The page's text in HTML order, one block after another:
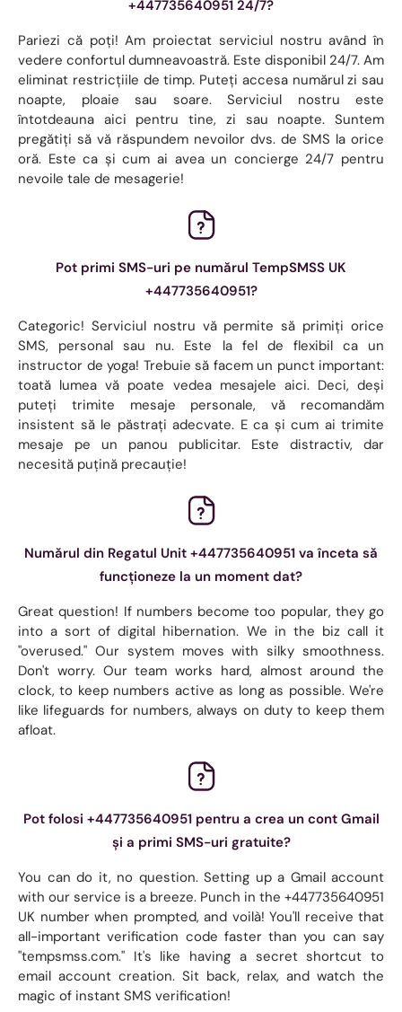
+447735640951 24/7?
Pariezi că poți! Am proiectat serviciul nostru având în
vedere confortul dumneavoastră. Este disponibil 24/7. Am
eliminat restricțiile de timp. Puteți accesa numărul zi sau
noapte, ploaie sau soare. Serviciul nostru este
întotdeauna aici pentru tine, zi sau noapte. Suntem
pregătiți să vă răspundem nevoilor dvs. de SMS la orice
oră. Este ca și cum ai avea un concierge 24/7 pentru
nevoile tale de mesagerie!
Pot primi SMS-uri pe numărul TempSMSS UK
+447735640951?
Categoric! Serviciul nostru vă permite să primiți orice
SMS, personal sau nu. Este la fel de flexibil ca un
instructor de yoga! Trebuie să facem un punct important:
toată lumea vă poate vedea mesajele aici. Deci, deși
puteți trimite mesaje personale, vă recomandăm
insistent să le păstrați adecvate. E ca și cum ai trimite
mesaje pe un panou publicitar. Este distractiv, dar
necesită puțină precauție!
Numărul din Regatul Unit +447735640951 va înceta să
funcționeze la un moment dat?
Great question! If numbers become too popular, they go
into a sort of digital hibernation. We in the biz call it
"overused." Our system moves with silky smoothness.
Don't worry. Our team works hard, almost around the
clock, to keep numbers active as long as possible. We're
like lifeguards for numbers, always on duty to keep them
afloat.
Pot folosi +447735640951 pentru a crea un cont Gmail
și a primi SMS-uri gratuite?
You can do it, no question. Setting up a Gmail account
with our service is a breeze. Punch in the +447735640951
UK number when prompted, and voilà! You'll receive that
all-important verification code faster than you can say
"tempsmss.com." It's like having a secret shortcut to
email account creation. Sit back, relax, and watch the
magic of instant SMS verification!